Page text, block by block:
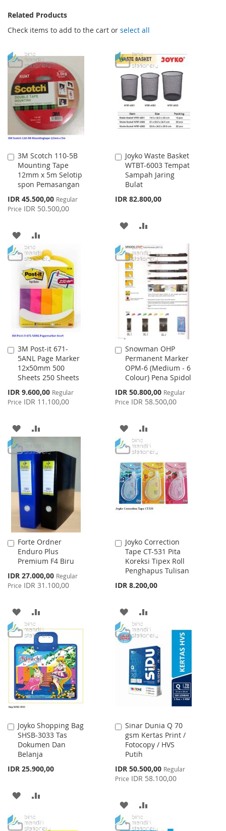
Related Products
Check items to add to the cart or select all
3M Scotch 110-5B
Mounting Tape
12mm x 5m Selotip
spon Pemasangan
Special
Price
IDR 45.500,00 Regular
Price IDR 50.500,00
Add
to
Cart
ADD
TO
WISH
LIST
TO
COMPARE
Joyko Waste Basket
WTBT-6003 Tempat
Sampah Jaring
Bulat
IDR 82.800,00
Add
to
Cart
ADD
TO
WISH
LIST
COMPARE
3M Post-it 671-
5ANL Page Marker
12x50mm 500
Sheets 250 Sheets
Special
Price
IDR 9.600,00 Regular
Price IDR 11.100,00
Add
to
Cart
ADD
TO
WISH
LIST
COMPARE
Snowman OHP
Permanent Marker
OPM-6 (Medium - 6
Colour) Pena Spidol
Special
Price
IDR 50.800,00 Regular
Price IDR 58.500,00
Add
to
Cart
ADD
TO
WISH
LIST
TO
COMPARE
Forte Ordner
Enduro Plus
Premium F4 Biru
Special
Price
IDR 27.000,00 Regular
Price IDR 31.100,00
Add
to
Cart
ADD
TO
WISH
LIST
TO
COMPARE
Joyko Correction
Tape CT-531 Pita
Koreksi Tipex Roll
Penghapus Tulisan
IDR 8.200,00
Add
to
Cart
ADD
TO
WISH
LIST
TO
COMPARE
Joyko Shopping Bag
SHSB-3033 Tas
Dokumen Dan
Belanja
IDR 25.900,00
Add
to
Cart
ADD
Sinar Dunia Q 70
gsm Kertas Print /
Fotocopy / HVS
Putih
Special
Price
IDR 50.500,00 Regular
Price IDR 58.100,00
Add
to
Cart
ADD
TO
TO